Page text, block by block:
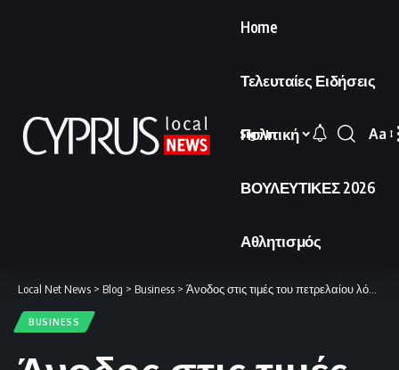
Home
Τελευταίες Ειδήσεις
Πολιτική
ΒΟΥΛΕΥΤΙΚΕΣ 2026
Αθλητισμός
Sign In
Font
Aa
Local Net News > Blog > Business > Άνοδος στις τιμές του πετρελαίου λόγω της μη επίτευξης συμφωνίας μεταξύ ΗΠΑ και Ιράν.
BUSINESS